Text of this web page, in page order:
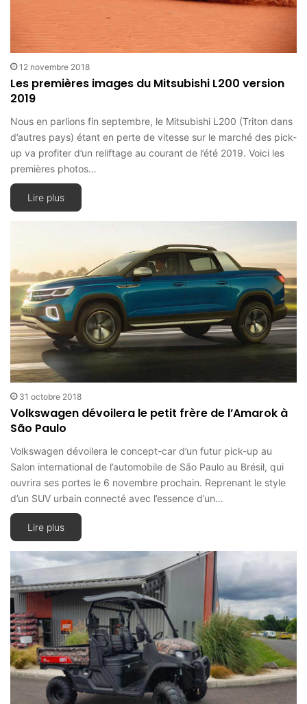
12 novembre 2018
Les premières images du Mitsubishi L200 version
2019
Nous en parlions fin septembre, le Mitsubishi L200 (Triton dans
d’autres pays) étant en perte de vitesse sur le marché des pick-
up va profiter d’un reliftage au courant de l’été 2019. Voici les
premières photos…
Lire plus
31 octobre 2018
Volkswagen dévoilera le petit frère de l’Amarok à
São Paulo
Volkswagen dévoilera le concept-car d’un futur pick-up au
Salon international de l’automobile de São Paulo au Brésil, qui
ouvrira ses portes le 6 novembre prochain. Reprenant le style
d’un SUV urbain connecté avec l’essence d’un…
Lire plus